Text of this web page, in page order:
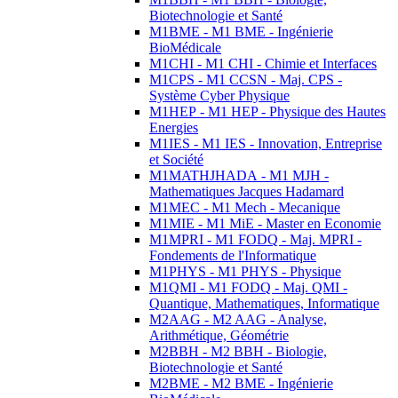
Biotechnologie et Santé
M1BME - M1 BME - Ingénierie
BioMédicale
M1CHI - M1 CHI - Chimie et Interfaces
M1CPS - M1 CCSN - Maj. CPS -
Système Cyber Physique
M1HEP - M1 HEP - Physique des Hautes
Energies
M1IES - M1 IES - Innovation, Entreprise
et Société
M1MATHJHADA - M1 MJH -
Mathematiques Jacques Hadamard
M1MEC - M1 Mech - Mecanique
M1MIE - M1 MiE - Master en Economie
M1MPRI - M1 FODQ - Maj. MPRI -
Fondements de l'Informatique
M1PHYS - M1 PHYS - Physique
M1QMI - M1 FODQ - Maj. QMI -
Quantique, Mathematiques, Informatique
M2AAG - M2 AAG - Analyse,
Arithmétique, Géométrie
M2BBH - M2 BBH - Biologie,
Biotechnologie et Santé
M2BME - M2 BME - Ingénierie